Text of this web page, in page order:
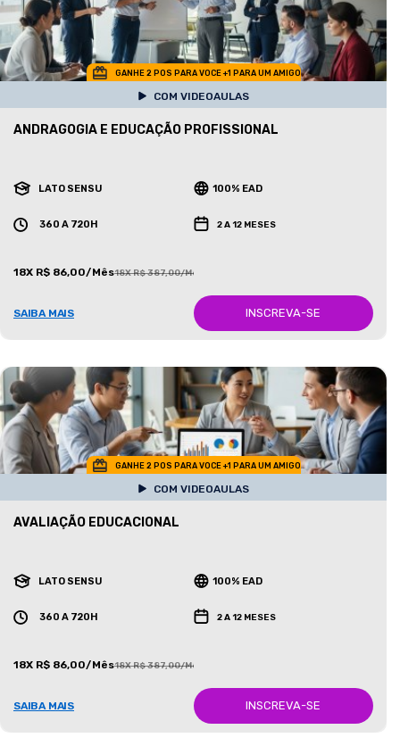
GANHE 2 POS PARA VOCE +1 PARA UM AMIGO
COM VIDEOAULAS
ANDRAGOGIA E EDUCAÇÃO PROFISSIONAL
LATO SENSU 100% EAD
360 A 720H 2 A 12 MESES
18X R$ 86,00/Mês18X R$ 387,00/Mês
SAIBA MAIS INSCREVA-SE
GANHE 2 POS PARA VOCE +1 PARA UM AMIGO
COM VIDEOAULAS
AVALIAÇÃO EDUCACIONAL
LATO SENSU 100% EAD
360 A 720H 2 A 12 MESES
18X R$ 86,00/Mês18X R$ 387,00/Mês
SAIBA MAIS INSCREVA-SE